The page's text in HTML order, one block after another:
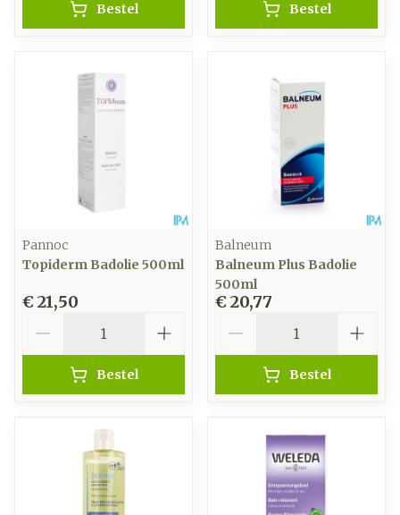
Bestel Bestel
Pannoc
Topiderm Badolie 500ml
€ 21,50
Bestel
Balneum
Balneum Plus Badolie
500ml
€ 20,77
Bestel